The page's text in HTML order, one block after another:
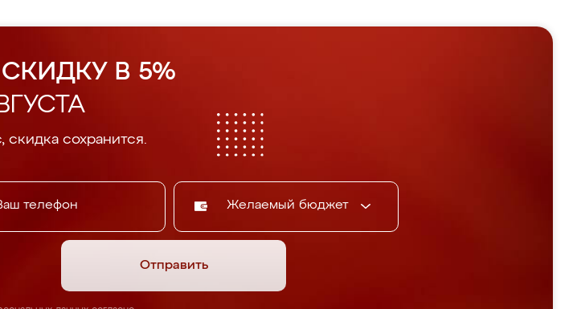
В 5%
скидка сохранится.
Желаемый бюджет
Отправить